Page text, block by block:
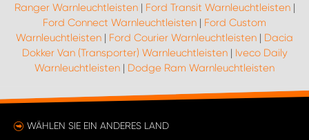
Ranger Warnleuchtleisten| Ford Transit Warnleuchtleisten|
Ford Connect Warnleuchtleisten | Ford Custom
Warnleuchtleisten | Ford Courier Warnleuchtleisten | Dacia
Dokker Van (Transporter) Warnleuchtleisten| Iveco Daily
Warnleuchtleisten | Dodge Ram Warnleuchtleisten
WÄHLEN SIE EIN ANDERES LAND